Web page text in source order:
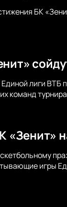
БК
лиги
команд
«Зенит»
игры